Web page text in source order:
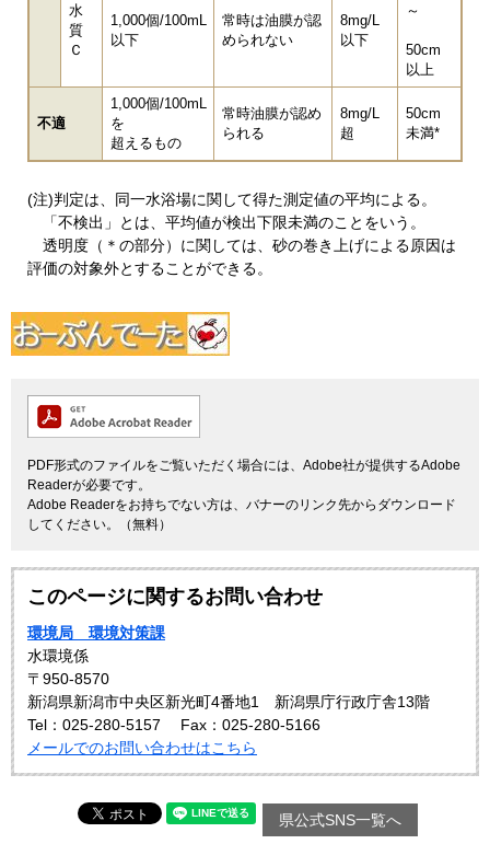
水
質
Ｃ
1,000個/100mL
以下
常時は油膜が認
められない
8mg/L
以下
～
50cm
以上
不適
1,000個/100mL
を
超えるもの
常時油膜が認め
られる
8mg/L
超
50cm
未満*
(注)判定は、同一水浴場に関して得た測定値の平均による。
「不検出」とは、平均値が検出下限未満のことをいう。
透明度（＊の部分）に関しては、砂の巻き上げによる原因は
評価の対象外とすることができる。
PDF形式のファイルをご覧いただく場合には、Adobe社が提供するAdobe
Readerが必要です。
Adobe Readerをお持ちでない方は、バナーのリンク先からダウンロード
してください。（無料）
このページに関するお問い合わせ
環境局 環境対策課
水環境係
〒950-8570
新潟県新潟市中央区新光町4番地1 新潟県庁行政庁舎13階
Tel：025-280-5157
Fax：025-280-5166
メールでのお問い合わせはこちら
県公式SNS一覧へ